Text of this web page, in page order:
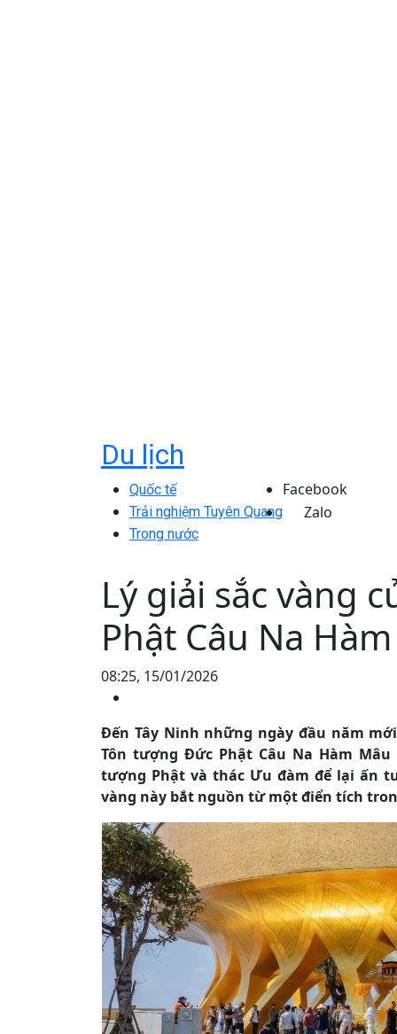
Du lịch
Quốc tế
Trải nghiệm Tuyên Quang
Trong nước
Facebook
Zalo
Lý giải sắc vàng
Phật Câu Na
08:25, 15/01/2026
Đến Tây Ninh những ngày đầu năm
Tôn tượng Đức Phật Câu Na Hàm
tượng Phật và thác Ưu đàm để lại ấn
vàng này bắt nguồn từ một điển tích